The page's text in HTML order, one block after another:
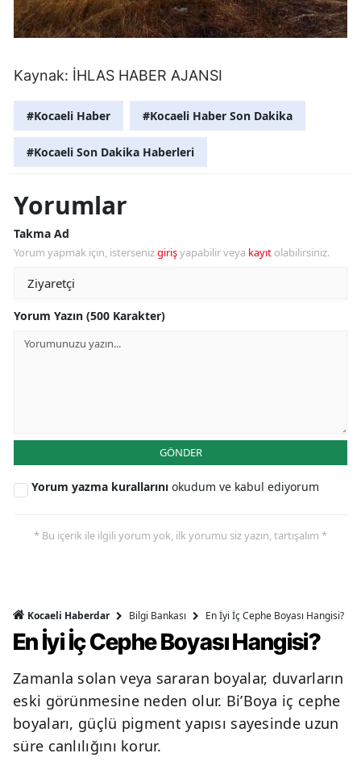
Kaynak: İHLAS HABER AJANSI
#Kocaeli Haber #Kocaeli Haber Son Dakika
#Kocaeli Son Dakika Haberleri
Yorumlar
Takma Ad
Yorum yapmak için, istersenizgirişyapabilir veya kayıt olabilirsiniz.
Yorum Yazın (500 Karakter)
GÖNDER
Yorum yazma kurallarını okudum ve kabul ediyorum
* Bu içerik ile ilgili yorum yok, ilk yorumu siz yazın, tartışalım *
Kocaeli Haberdar Bilgi Bankası En İyi İç Cephe Boyası Hangisi?
En İyi İç Cephe Boyası Hangisi?
Zamanla solan veya sararan boyalar, duvarların
eski görünmesine neden olur. Bi’Boya iç cephe
boyaları, güçlü pigment yapısı sayesinde uzun
süre canlılığını korur.